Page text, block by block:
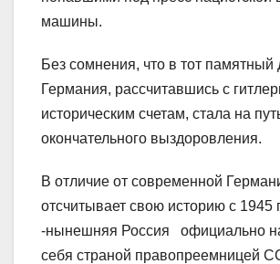
машины.
Без сомнения, что в тот памятный
Германия, рассчитавшись с
историческим счетам, стала на
окончательного выздоровления.
В отличие от современной
отсчитывает свою историю с 1945
-нынешняя Россия официально
себя страной правопреемницей